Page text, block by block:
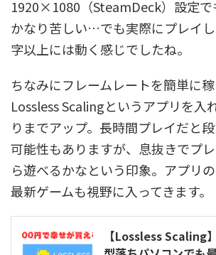
1920×1080（SteamDeck）設定で
かなり苦しい…でも実際にプレイ
字以上には動く感じでしたね。
ちなみにフレームレートを簡単に
Lossless Scalingというアプリを入
りまでアップ。長時間プレイだと
可能性もありますが、息抜きでプ
ら遊べるかなという印象。アプリの
最新ゲームも視野に入ってきます。
【Lossless Scaling